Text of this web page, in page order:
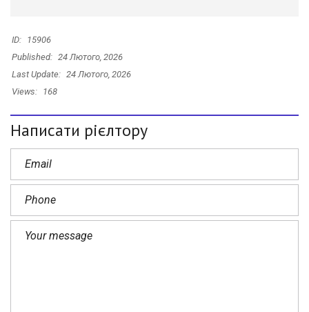
ID: 15906
Published: 24 Лютого, 2026
Last Update: 24 Лютого, 2026
Views: 168
Написати рієлтору